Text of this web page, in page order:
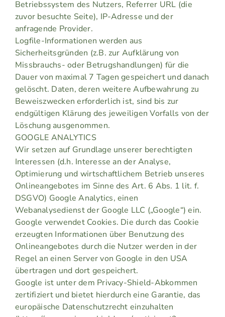
Betriebssystem des Nutzers, Referrer URL (die
zuvor besuchte Seite), IP-Adresse und der
anfragende Provider.
Logfile-Informationen werden aus
Sicherheitsgründen (z.B. zur Aufklärung von
Missbrauchs- oder Betrugshandlungen) für die
Dauer von maximal 7 Tagen gespeichert und danach
gelöscht. Daten, deren weitere Aufbewahrung zu
Beweiszwecken erforderlich ist, sind bis zur
endgültigen Klärung des jeweiligen Vorfalls von der
Löschung ausgenommen.
GOOGLE ANALYTICS
Wir setzen auf Grundlage unserer berechtigten
Interessen (d.h. Interesse an der Analyse,
Optimierung und wirtschaftlichem Betrieb unseres
Onlineangebotes im Sinne des Art. 6 Abs. 1 lit. f.
DSGVO) Google Analytics, einen
Webanalysedienst der Google LLC („Google“) ein.
Google verwendet Cookies. Die durch das Cookie
erzeugten Informationen über Benutzung des
Onlineangebotes durch die Nutzer werden in der
Regel an einen Server von Google in den USA
übertragen und dort gespeichert.
Google ist unter dem Privacy-Shield-Abkommen
zertifiziert und bietet hierdurch eine Garantie, das
europäische Datenschutzrecht einzuhalten